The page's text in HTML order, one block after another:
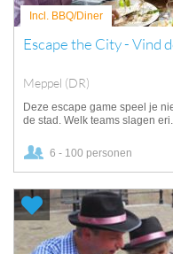
Incl. BBQ/Diner
Escape the City - Vind
Meppel (DR)
Deze escape game speel je
de stad. Welk teams slagen
6 - 100 personen